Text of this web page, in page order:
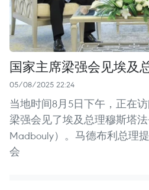
国家主席梁强会见埃及
05/08/2025 22:24
当地时间8月5日下午，正在
梁强会见了埃及总理穆斯塔法
Madbouly）。马德布利总理
会